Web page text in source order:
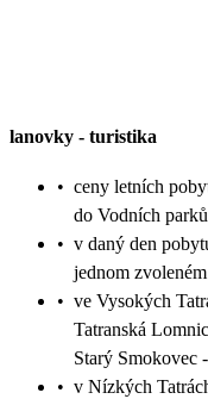
lanovky - turistika
• ceny letních
do Vodních
• v daný den
jednom
• ve Vysokých
Tatranská
Starý Smokovec
• v Nízkých